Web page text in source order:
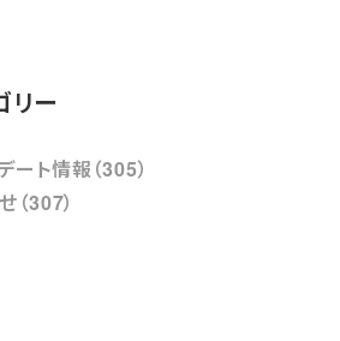
リー
ート情報（305）
（307）